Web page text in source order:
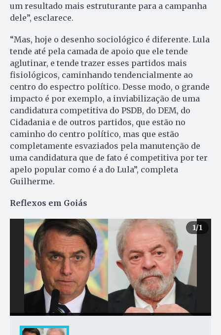
um resultado mais estruturante para a campanha
dele”, esclarece.
“Mas, hoje o desenho sociológico é diferente. Lula
tende até pela camada de apoio que ele tende
aglutinar, e tende trazer esses partidos mais
fisiológicos, caminhando tendencialmente ao
centro do espectro político. Desse modo, o grande
impacto é por exemplo, a inviabilização de uma
candidatura competitiva do PSDB, do DEM, do
Cidadania e de outros partidos, que estão no
caminho do centro político, mas que estão
completamente esvaziados pela manutenção de
uma candidatura que de fato é competitiva por ter
apelo popular como é a do Lula”, completa
Guilherme.
Reflexos em Goiás
1/1